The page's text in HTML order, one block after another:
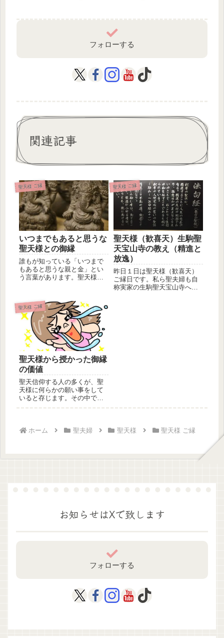
フォローする
関連記事
聖天様 ご縁
いつまでもあると思うな
聖天様との御縁
誰もが知っている「いつまで
もあると思うな親と金」とい
う言葉があります。聖天様と
聖天様 ご縁
聖天様（歓喜天）生駒聖
天宝山寺の教え（精進と
放逸）
昨日１日は聖天様（歓喜天）
ご縁日です。私ら聖夫婦も自
称実家の生駒聖天宝山寺へ聖
聖天様 ご縁
聖天様から授かった御縁
の価値
聖天信仰する人の多くが、聖
天様に何らかの願い事をして
いると存じます。その中で
ホーム 聖夫婦 聖天様 聖天様 ご縁
お知らせはXで致します
フォローする